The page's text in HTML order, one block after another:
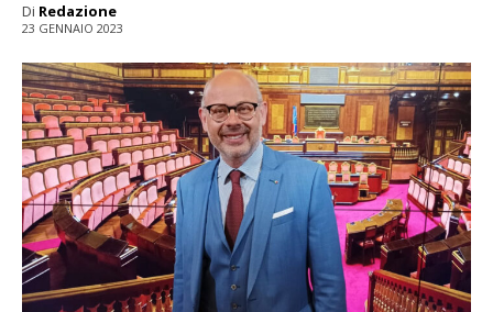
Di Redazione
23 GENNAIO 2023